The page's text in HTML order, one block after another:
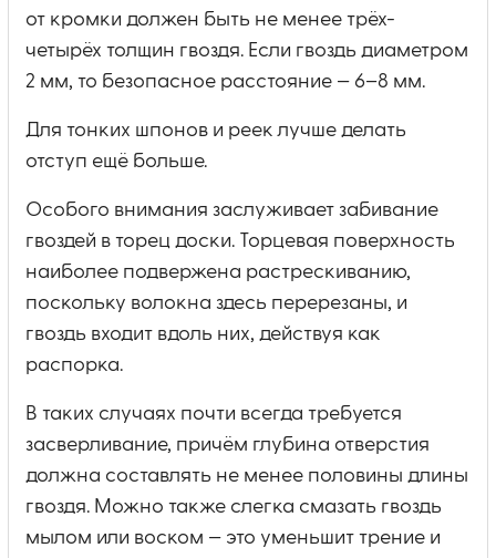
от кромки должен быть не менее трёх-
четырёх толщин гвоздя. Если гвоздь диаметром
2 мм, то безопасное расстояние — 6–8 мм.
Для тонких шпонов и реек лучше делать
отступ ещё больше.
Особого внимания заслуживает забивание
гвоздей в торец доски. Торцевая поверхность
наиболее подвержена растрескиванию,
поскольку волокна здесь перерезаны, и
гвоздь входит вдоль них, действуя как
распорка.
В таких случаях почти всегда требуется
засверливание, причём глубина отверстия
должна составлять не менее половины длины
гвоздя. Можно также слегка смазать гвоздь
мылом или воском — это уменьшит трение и